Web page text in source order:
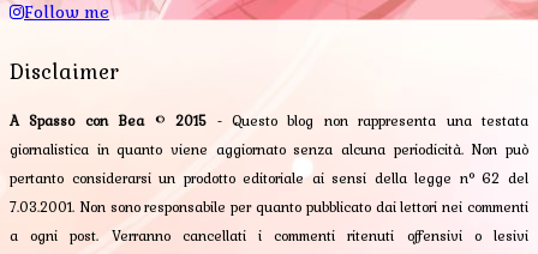
Follow me
Disclaimer
A Spasso con Bea©2015 - Questo blog non rappresenta una testata
giornalistica in quanto viene aggiornato senza alcuna periodicità. Non può
pertanto considerarsi un prodotto editoriale ai sensi della legge n° 62 del
7.03.2001. Non sono responsabile per quanto pubblicato dai lettori nei commenti
a ogni post. Verranno cancellati i commenti ritenuti offensivi o lesivi